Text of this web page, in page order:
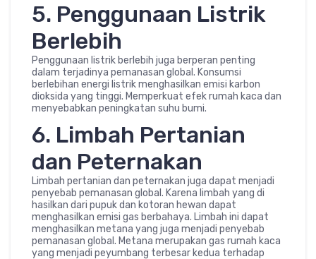
5. Penggunaan Listrik
Berlebih
Penggunaan listrik berlebih juga berperan penting
dalam terjadinya pemanasan global. Konsumsi
berlebihan energi listrik menghasilkan emisi karbon
dioksida yang tinggi. Memperkuat efek rumah kaca dan
menyebabkan peningkatan suhu bumi.
6. Limbah Pertanian
dan Peternakan
Limbah pertanian dan peternakan juga dapat menjadi
penyebab pemanasan global. Karena limbah yang di
hasilkan dari pupuk dan kotoran hewan dapat
menghasilkan emisi gas berbahaya. Limbah ini dapat
menghasilkan metana yang juga menjadi penyebab
pemanasan global. Metana merupakan gas rumah kaca
yang menjadi peyumbang terbesar kedua terhadap